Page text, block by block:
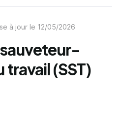
à jour le 12/05/2026
(SST)